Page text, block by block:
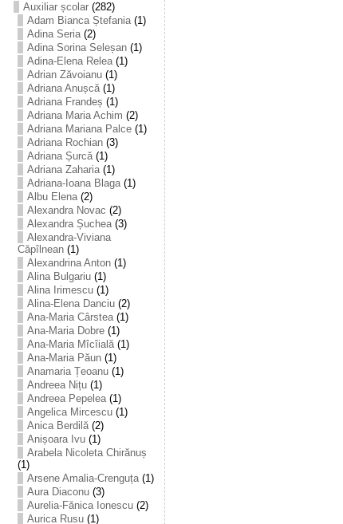
Auxiliar școlar(282)
Adam Bianca Ștefania(1)
Adina Seria(2)
Adina Sorina Seleșan(1)
Adina-Elena Relea(1)
Adrian Zăvoianu(1)
Adriana Anușcă(1)
Adriana Frandeș (1)
Adriana Maria Achim (2)
Adriana Mariana Palce(1)
Adriana Rochian(3)
Adriana Șurcă(1)
Adriana Zaharia(1)
Adriana-Ioana Blaga(1)
Albu Elena(2)
Alexandra Novac (2)
Alexandra Șuchea(3)
Alexandra-Viviana
Căpîlnean(1)
Alexandrina Anton(1)
Alina Bulgariu(1)
Alina Irimescu(1)
Alina-Elena Danciu(2)
Ana-Maria Cârstea(1)
Ana-Maria Dobre(1)
Ana-Maria Mîcîială(1)
Ana-Maria Păun(1)
Anamaria Țeoanu(1)
Andreea Nițu(1)
Andreea Pepelea(1)
Angelica Mircescu(1)
Anica Berdilă(2)
Anișoara Ivu(1)
Arabela Nicoleta Chirănuș
(1)
Arsene Amalia-Crenguța(1)
Aura Diaconu(3)
Aurelia-Fănica Ionescu(2)
Aurica Rusu(1)